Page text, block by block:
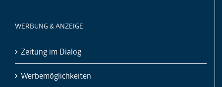
WERBUNG & ANZEIGE
Zeitung im Dialog
Werbemöglichkeiten